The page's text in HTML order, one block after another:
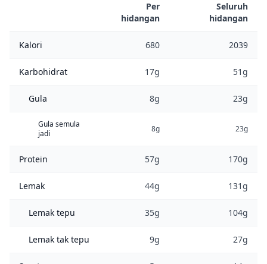
Per
hidangan
Seluruh
hidangan
Kalori 680 2039
Karbohidrat 17g 51g
Gula 8g 23g
Gula semula
jadi
8g 23g
Protein 57g 170g
Lemak 44g 131g
Lemak tepu 35g 104g
Lemak tak tepu 9g 27g